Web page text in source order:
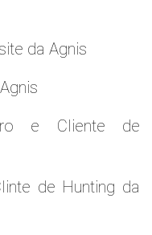
da Agnis
e Cliente de
de Hunting da